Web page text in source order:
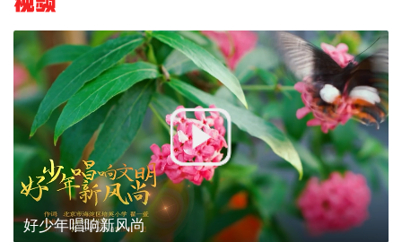
好少年唱响新风尚